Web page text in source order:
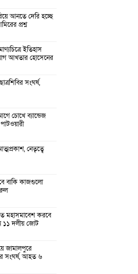
আনতে দেরি হচ্ছে
প্রশ্ন
ইতিহাস
আখতার হোসেনের
সংঘর্ষ,
চোখে ব্যান্ডেজ
নেতৃত্বে
বাকি কাজগুলো
মহাসমাবেশ করবে
১১ দলীয় জোট
জামালপুরে
সংঘর্ষ, আহত ৬